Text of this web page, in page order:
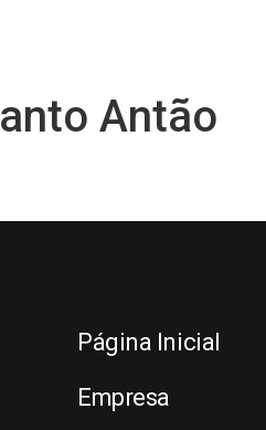
Antão
Página Inicial
Empresa